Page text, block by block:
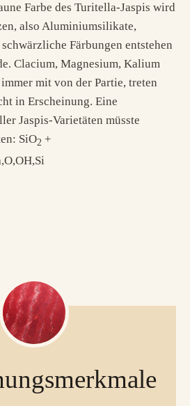
Farbe des Turitella-Jaspis wird
also Aluminiumsilikate,
Färbungen entstehen
Clacium, Magnesium, Kalium
mit von der Partie, treten
in Erscheinung. Eine
Jaspis-Varietäten müsste
SiO2 +